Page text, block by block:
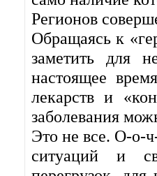
Регионов
Обращаясь к
заметить для
настоящее
лекарств и
заболевания
Это не все. О-о-
ситуаций и